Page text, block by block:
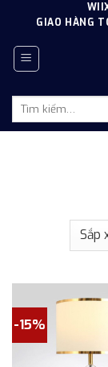
content
GIAO HÀNG
Tìm
-15%